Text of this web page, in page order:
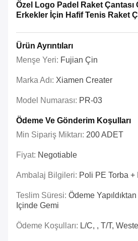
Özel Logo Padel Raket Çantası
Erkekler İçin Hafif Tenis Raket
Ürün Ayrıntıları
Menşe Yeri: Fujian Çin
Marka Adı: Xiamen Creater
Model Numarası: PR-03
Ödeme Ve Gönderim Koşulları
Min Sipariş Miktarı: 200 ADET
Fiyat: Negotiable
Ambalaj Bilgileri: Poli PE Torba +
Teslim Süresi: Ödeme
Içinde Gemi
Ödeme Koşulları: L/C, , T/T,